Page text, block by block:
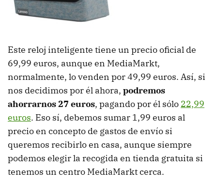
Este reloj inteligente tiene un precio oficial de
69,99 euros, aunque en MediaMarkt,
normalmente, lo venden por 49,99 euros. Así, si
nos decidimos por él ahora, podremos
ahorrarnos 27 euros, pagando por él sólo 22,99
euros. Eso sí, debemos sumar 1,99 euros al
precio en concepto de gastos de envío si
queremos recibirlo en casa, aunque siempre
podemos elegir la recogida en tienda gratuita si
tenemos un centro MediaMarkt cerca.